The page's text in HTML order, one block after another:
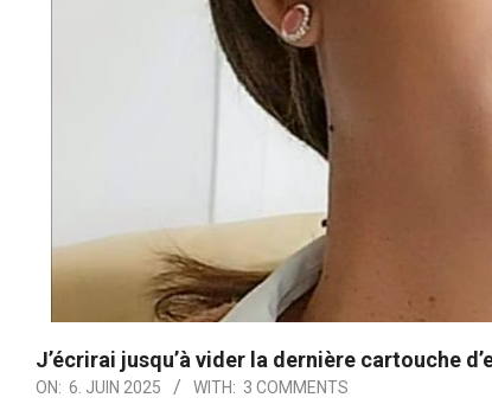
J’écrirai jusqu’à vider la dernière cartouche
ON: 6. JUIN 2025 WITH: 3 COMMENTS